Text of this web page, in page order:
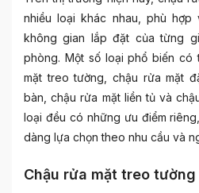
nhiều loại khác nhau, phù
không gian lắp đặt của từng
phòng. Một số loại phổ biến có
mặt treo tường, chậu rửa mặt
bàn, chậu rửa mặt liền tủ và
loại đều có những ưu điểm
dàng lựa chọn theo nhu cầu và
Chậu rửa mặt treo tường